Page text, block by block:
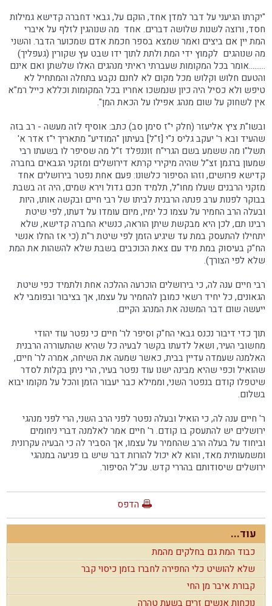
"יקרתו הגיעני על דבר למדן אחד, הוקם על, גבאי דחברה קדישא גמילות
חסד, ורוצה לשנות שלושה דברים. אחד מה שנוהגין לזלף על איברי
המת יין אם ביצים ואמר שמצא בספר חכמת אדם שמכוער הדבר. והשני
מה שנוהגים לקמוץ ידי המת ולתת לתוך ידו שבט עץ שקורין (געפליך)
.........אומר בכל המקומות שעברתי ראיתי מנהגים האלו שלשתן ואם אינם
והטעם חלוש וקלוש מכל מקום לא לחנם נקבע בתחלה והמתחיל לא
טיפש ולא כסיל היה כיון שנמשכו אחריו בכל המקומות וכללא כייל רמ"א
אין לשחוק על שום מנהג אפילו על הכאת המן".
ובשו"ת ציץ אליעזר (חלק י"ז סימן סב) כתב: אוסיף לזה מעשה - רב בזה
שהעיד ובא ר' יעקב גליס נ"י [ז"ל] בעיתון "המודיע" מתאריך י"ז אדר א'
תשל"ו מה ששמע בשם הגרי"ח זוננפלד ז"ל מה שסיפר לו בשעתו רבי
שמעון ברגמן זצ"ל שהיה מיקירי קרתא דירושלים ומזקני הגבאים בחברה
קדישא פרושים, וזהו הסיפור כלשונו: פעם אחת נפטר בירושלים אחד
מזקני הרבנים שעלו מחו"ל, תלמיד חכם גדול וירא שמים, היה זה בשבת
בבוקר לפנות ערב פנתה הרבנית לביתו של רבי חיים ובקשה אותו, היות
ובעלה הרב החמיר על עצמו כל ימיו, מיום עומדו על דעתו, לפי שיטת
רבינו תם, לכן היא מבקשת שיתן הוראה, כנשיא החברה קדישא, שלא
יתחילו להתעסק במת עד שיגיע הזמן לפי שיטת ר"ת (כי אז החלו אנשי
הח"ק בעיסוק במת מיד עם צאת הכוכבים בשבת שלא להשהות את המת
שלא לפי הצורך).
רבי חיים ענה לה, כי בירושלים הוכרעה ההלכה אחת ולתמיד כפי שיטת
הגאונים, כל יחיד רשאי כמובן להחמיר על עצמו, אך בציבור ובפומבי לא
ייעשה שום דבר המשנה את המנהג הקיים.
תוך כדי דיבור נכנס גבאי הח"ק וסיפר לר' חיים כי נפטר עוד יהודי
מחשובי העיר, ושאל לדעתו בקשר לבעיה כל שהיא שהתעוררה הרבנית
האלמנה שעמדה עדיין בבית, כאשר שמעה את השיחה, אמרה לר' חיים,
שהואיל וכפי שהיא מבינה ישנו עוד נפטר בעיר, הרי ניתן בקלות לסדר
שיטפלו קודם בנפטר השני, וממילא כבר יעבור הזמן והכל על מקומו יבוא
בשלום.
ר' חיים ענה לה, כי הואיל ובעלה נפטר לפני הרב השני, הרי לפני מנהגי
ירושלים יש להתעסק בו קודם. ר' חיים אמר לאלמנה דברי ניחומים
וביחוד על בעלה הרב שהחמיר על עצמו, אך הסביר לה כי הבעיה עקרונית
ומשמעותית מאד, והוא לא יכול להורות דבר שיש בו פגיעה במנהגי
ירושלים שיסודותם בהררי קדש. עכ"ל הסיפור.
הדפס
עוד...
כבוד המת גם בחלקים מהמת
שלא להושיט כלי החפירה לחברו בזמן כיסוי קבר
קבורת איבר מן החי
נוכחות אנשים זרים בשעת טהרה